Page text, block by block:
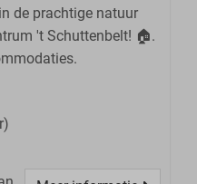
de prachtige natuur
't Schuttenbelt! 🏠.